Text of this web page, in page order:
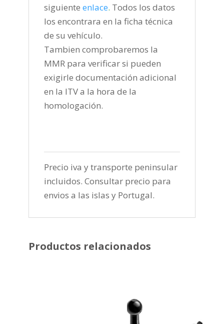
siguiente enlace. Todos los datos
los encontrara en la ficha técnica
de su vehículo.
Tambien comprobaremos la
MMR para verificar si pueden
exigirle documentación adicional
en la ITV a la hora de la
homologación.
Precio iva y transporte peninsular
incluidos. Consultar precio para
envios a las islas y Portugal.
Productos relacionados